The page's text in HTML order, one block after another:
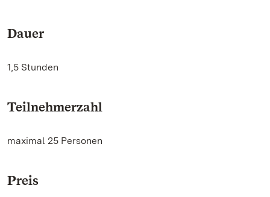
Dauer
1,5 Stunden
Teilnehmerzahl
maximal 25 Personen
Preis